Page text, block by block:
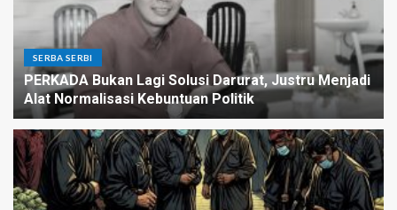
SERBA SERBI
PERKADA Bukan Lagi Solusi Darurat, Justru Menjadi
Alat Normalisasi Kebuntuan Politik